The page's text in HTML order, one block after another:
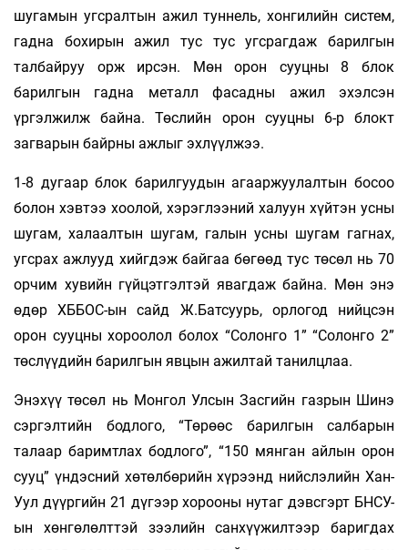
шугамын угсралтын ажил туннель, хонгилийн систем,
гадна бохирын ажил тус тус угсрагдаж барилгын
талбайруу орж ирсэн. Мөн орон сууцны 8 блок
барилгын гадна металл фасадны ажил эхэлсэн
үргэлжилж байна. Төслийн орон сууцны 6-р блокт
загварын байрны ажлыг эхлүүлжээ.
1-8 дугаар блок барилгуудын aгааржуулалтын босоо
болон хэвтээ хоолой, хэрэглээний халуун хүйтэн усны
шугам, халаалтын шугам, галын усны шугам гагнах,
угсрах ажлууд хийгдэж байгаа бөгөөд тус төсөл нь 70
орчим хувийн гүйцэтгэлтэй явагдаж байна. Мөн энэ
өдөр ХББОС-ын сайд Ж.Батсуурь, орлогод нийцсэн
орон сууцны хороолол болох “Солонго 1” “Солонго 2”
төслүүдийн барилгын явцын ажилтай танилцлаа.
Энэхүү төсөл нь Монгол Улсын Засгийн газрын Шинэ
сэргэлтийн бодлого, “Төрөөс барилгын салбарын
талаар баримтлах бодлого”, “150 мянган айлын орон
сууц” үндэсний хөтөлбөрийн хүрээнд нийслэлийн Хан-
Уул дүүргийн 21 дүгээр хорооны нутаг дэвсгэрт БНСУ-
ын хөнгөлөлттэй зээлийн санхүүжилтээр баригдах